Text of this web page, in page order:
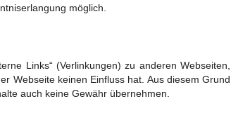
möglich.
Links“ (Verlinkungen) zu anderen Webseiten,
Webseite keinen Einfluss hat. Aus diesem Grund
auch keine Gewähr übernehmen.